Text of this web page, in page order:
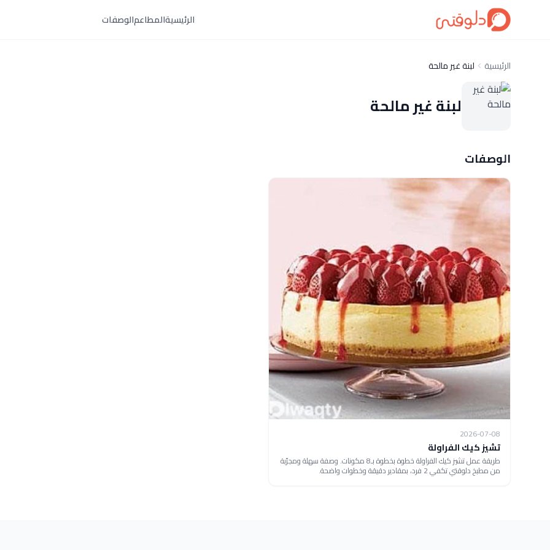
الرئيسيةالمطاعمالوصفات
الرئيسية لبنة غير مالحة
لبنة غير مالحة
الوصفات
2026-07-08
تشيز كيك الفراولة
طريقة عمل تشيز كيك الفراولة خطوة بخطوة بـ8 مكونات. وصفة سهلة ومجرّبة
من مطبخ دلوقتي تكفي 2 فرد، بمقادير دقيقة وخطوات واضحة.